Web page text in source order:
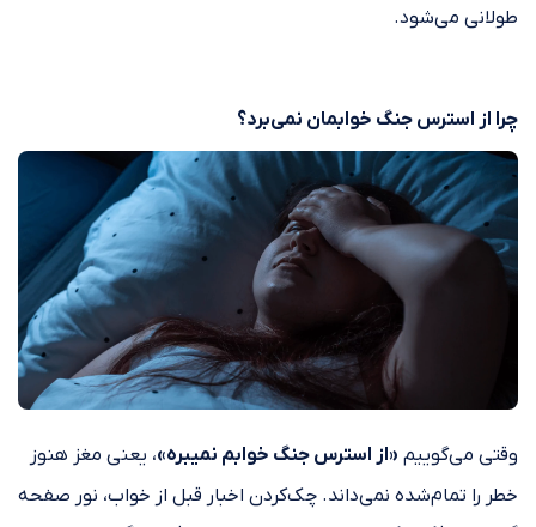
طولانی می‌شود.
چرا از استرس جنگ خوابمان نمی‌برد؟
وقتی می‌گوییم «از استرس جنگ خوابم نمیبره»، یعنی مغز هنوز
خطر را تمام‌شده نمی‌داند. چک‌کردن اخبار قبل از خواب، نور صفحه